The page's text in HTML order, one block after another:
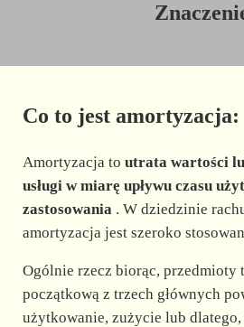
Co to jest amortyzacja:
Amortyzacja to utrata wartości
usługi w miarę upływu czasu
zastosowania. W dziedzinie
amortyzacja jest szeroko
Ogólnie rzecz biorąc, przedmioty
początkową z trzech głównych
użytkowanie, zużycie lub dlatego,